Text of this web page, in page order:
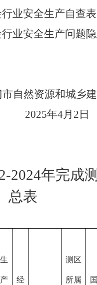
业安全生产自查表
业安全生产问题
市自然资源和城乡
2025年4月 2日
2024年完成
总表
生
产 经
测区
所属